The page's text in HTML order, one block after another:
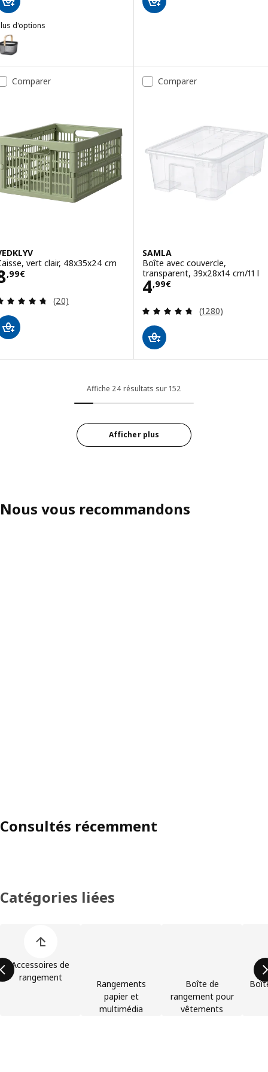
d'options
: RISATORP, Panier, gris foncé, 25x26x18 cm
: RISATORP, Panier, rouge vif, 25x26x18 cm
: RISATORP, Panier, rose, 25x26x18 cm
Comparer
vert clair, 48x35x24 cm
,99€8,99€
Révision: 4.7 hors de 5 étoiles. Nombre total de
(20)
Comparer
SAMLA
Boîte avec couvercle,
transparent, 39x28x14 cm/11 l
4,99€
Prix 4,99€
Révision: 4.7
(1280)
Affiche 24 résultats sur 152
Afficher plus
Nous vous recommandons
Consultés récemment
Catégories liées
Accessoires de
rangement
Rangements
papier et
multimédia
Boîte de
rangement pour
vêtements